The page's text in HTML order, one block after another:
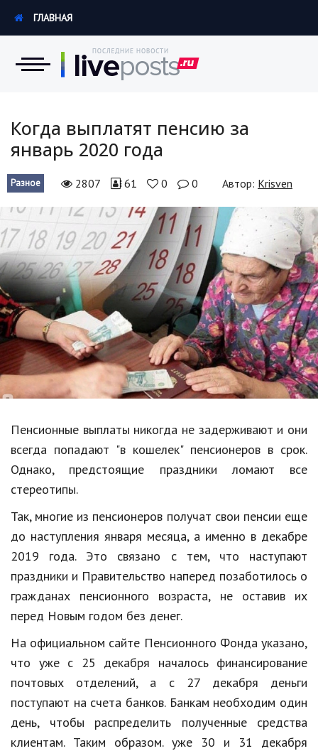
Экономика
Происшествия
Hi-Tech. Интернет
Россия
Наука и техника
Политика
Образование
В мире
Культура
Спорт
Знаменитости
Статьи
Обзоры
Рецепты
Красота и здоровье
Hi-Tech. Интернет
Авто, мото
Дом и сад
Недвижимость
ГЛАВНАЯ
Когда выплатят пенсию за
январь 2020 года
Разное 2807 61 0 0 Автор: Krisven
Пенсионные выплаты никогда не задерживают и они
всегда попадают "в кошелек" пенсионеров в срок.
Однако, предстоящие праздники ломают все
стереотипы.
Так, многие из пенсионеров получат свои пенсии еще
до наступления января месяца, а именно в декабре
2019 года. Это связано с тем, что наступают
праздники и Правительство наперед позаботилось о
гражданах пенсионного возраста, не оставив их
перед Новым годом без денег.
На официальном сайте Пенсионного Фонда указано,
что уже с 25 декабря началось финансирование
почтовых отделений, а с 27 декабря деньги
поступают на счета банков. Банкам необходим один
день, чтобы распределить полученные средства
клиентам. Таким образом. уже 30 и 31 декабря